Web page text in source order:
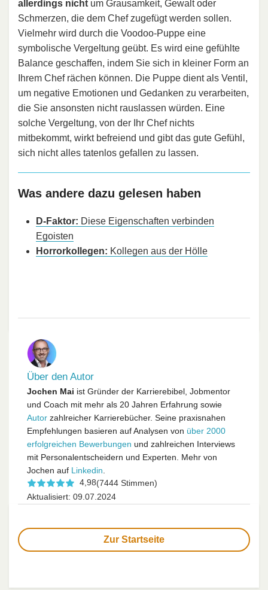
allerdings nicht um Grausamkeit, Gewalt oder
Schmerzen, die dem Chef zugefügt werden sollen.
Vielmehr wird durch die Voodoo-Puppe eine
symbolische Vergeltung geübt. Es wird eine gefühlte
Balance geschaffen, indem Sie sich in kleiner Form an
Ihrem Chef rächen können. Die Puppe dient als Ventil,
um negative Emotionen und Gedanken zu verarbeiten,
die Sie ansonsten nicht rauslassen würden. Eine
solche Vergeltung, von der Ihr Chef nichts
mitbekommt, wirkt befreiend und gibt das gute Gefühl,
sich nicht alles tatenlos gefallen zu lassen.
Was andere dazu gelesen haben
D-Faktor: Diese Eigenschaften verbinden
Egoisten
Horrorkollegen: Kollegen aus der Hölle
Über den Autor
Jochen Mai ist Gründer der Karrierebibel, Jobmentor
und Coach mit mehr als 20 Jahren Erfahrung sowie
Autor zahlreicher Karrierebücher. Seine praxisnahen
Empfehlungen basieren auf Analysen von über 2000
erfolgreichen Bewerbungen und zahlreichen Interviews
mit Personalentscheidern und Experten. Mehr von
Jochen auf Linkedin
4,98(7444 Stimmen)
Aktualisiert: 09.07.2024
Zur Startseite